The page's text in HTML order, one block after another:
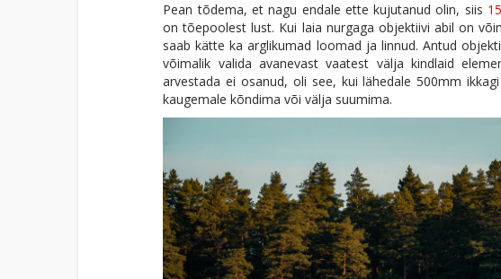
Pean tõdema, et nagu endale ette kujutanud olin, siis
on tõepoolest lust. Kui laia nurgaga objektiivi abil on
saab kätte ka arglikumad loomad ja linnud. Antud
võimalik valida avanevast vaatest välja kindlaid
arvestada ei osanud, oli see, kui lähedale 500mm
kaugemale kõndima või välja suumima.